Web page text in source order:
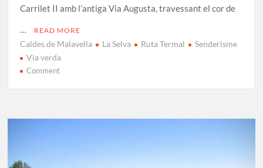
Carrilet II amb l’antiga Via Augusta, travessant el cor de
…
READ MORE
Caldes de Malavella La Selva Ruta Termal
Senderisme
Via verda
Commenton
Via